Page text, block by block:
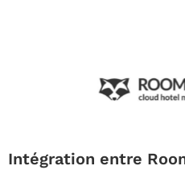
Intégration entre